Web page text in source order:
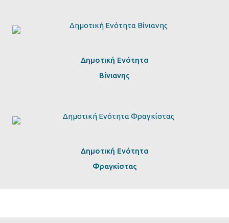
Δημοτική Ενότητα
Βίνιανης
Δημοτική Ενότητα
Φραγκίστας